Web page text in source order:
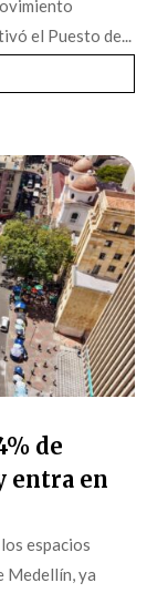
el Puesto de...
de
entra en
espacios
Medellín, ya